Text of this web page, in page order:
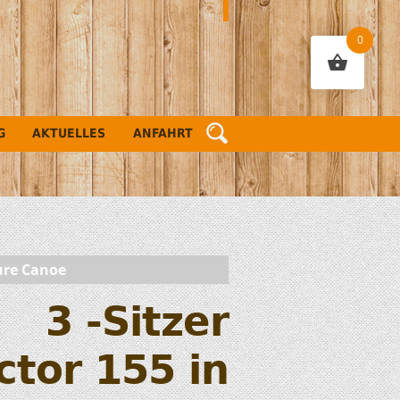
AKTUELLES ANFAHRT
Canoe
3 -Sitzer
155 in
0